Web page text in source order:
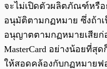
จะไม่เปิดตัวผลิตภัณฑ์หรือ
อนุมัติตามกฏหมาย ซึ่งถ้า
อนุญาตตามกฏหมายเสีย
MasterCard อย่างน้อยที่สุ
ให้สอดคล้องกับกฏหมายฟ